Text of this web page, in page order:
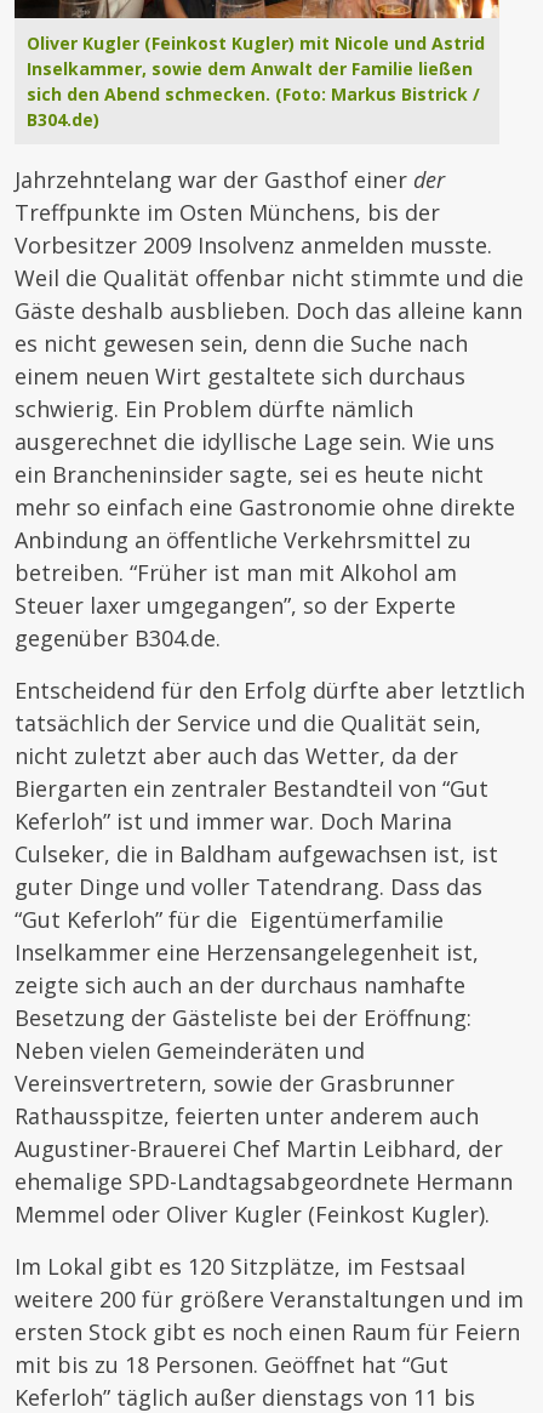
Oliver Kugler (Feinkost Kugler) mit Nicole und Astrid
Inselkammer, sowie dem Anwalt der Familie ließen
sich den Abend schmecken. (Foto: Markus Bistrick /
B304.de)
Jahrzehntelang war der Gasthof einer der
Treffpunkte im Osten Münchens, bis der
Vorbesitzer 2009 Insolvenz anmelden musste.
Weil die Qualität offenbar nicht stimmte und die
Gäste deshalb ausblieben. Doch das alleine kann
es nicht gewesen sein, denn die Suche nach
einem neuen Wirt gestaltete sich durchaus
schwierig. Ein Problem dürfte nämlich
ausgerechnet die idyllische Lage sein. Wie uns
ein Brancheninsider sagte, sei es heute nicht
mehr so einfach eine Gastronomie ohne direkte
Anbindung an öffentliche Verkehrsmittel zu
betreiben. “Früher ist man mit Alkohol am
Steuer laxer umgegangen”, so der Experte
gegenüber B304.de.
Entscheidend für den Erfolg dürfte aber letztlich
tatsächlich der Service und die Qualität sein,
nicht zuletzt aber auch das Wetter, da der
Biergarten ein zentraler Bestandteil von “Gut
Keferloh” ist und immer war. Doch Marina
Culseker, die in Baldham aufgewachsen ist, ist
guter Dinge und voller Tatendrang. Dass das
“Gut Keferloh” für die Eigentümerfamilie
Inselkammer eine Herzensangelegenheit ist,
zeigte sich auch an der durchaus namhafte
Besetzung der Gästeliste bei der Eröffnung:
Neben vielen Gemeinderäten und
Vereinsvertretern, sowie der Grasbrunner
Rathausspitze, feierten unter anderem auch
Augustiner-Brauerei Chef Martin Leibhard, der
ehemalige SPD-Landtagsabgeordnete Hermann
Memmel oder Oliver Kugler (Feinkost Kugler).
Im Lokal gibt es 120 Sitzplätze, im Festsaal
weitere 200 für größere Veranstaltungen und im
ersten Stock gibt es noch einen Raum für Feiern
mit bis zu 18 Personen. Geöffnet hat “Gut
Keferloh” täglich außer dienstags von 11 bis